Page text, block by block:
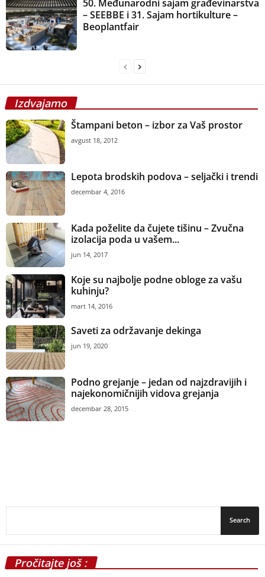
50. Međunarodni sajam građevinarstva
– SEEBBE i 31. Sajam hortikulture –
Beoplantfair
Izdvajamo
Štampani beton – izbor za Vaš prostor
avgust 18, 2012
Lepota brodskih podova – seljački i trendi
decembar 4, 2016
Kada poželite da čujete tišinu – Zvučna
izolacija poda u vašem...
jun 14, 2017
Koje su najbolje podne obloge za vašu
kuhinju?
mart 14, 2016
Saveti za održavanje dekinga
jun 19, 2020
Podno grejanje – jedan od najzdravijih i
najekonomičnijih vidova grejanja
decembar 28, 2015
Pročitajte još :